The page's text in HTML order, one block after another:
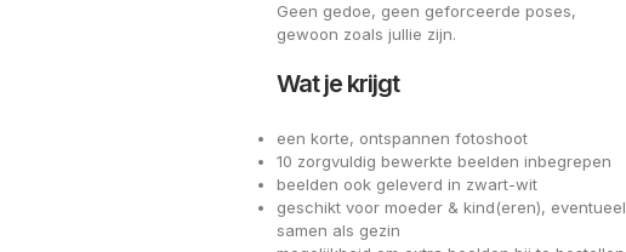
Geen gedoe, geen geforceerde poses,
gewoon zoals jullie zijn.
Wat je krijgt
een korte, ontspannen fotoshoot
10 zorgvuldig bewerkte beelden inbegrepen
beelden ook geleverd in zwart-wit
geschikt voor moeder & kind(eren), eventueel
samen als gezin